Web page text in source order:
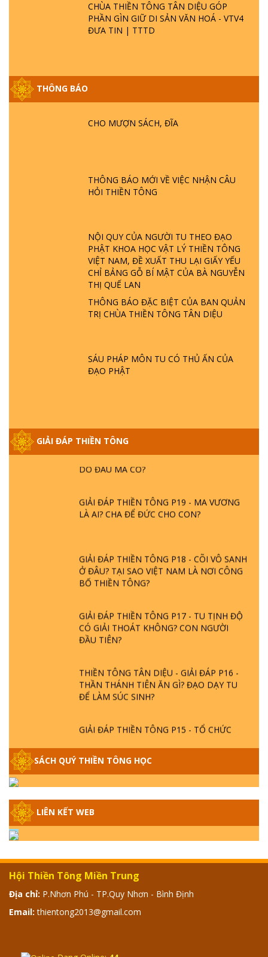
CHÙA THIỀN TÔNG TÂN DIỆU GÓP
PHẦN GÌN GIỮ DI SẢN VĂN HOÁ - VTV4
ĐƯA TIN | TTTD
THÔNG BÁO
CHO MƯỢN SÁCH, ĐĨA
THÔNG BÁO MỚI VỀ VIỆC NHẬN CÂU
HỎI THIỀN TÔNG
NỘI QUY CỦA NGƯỜI TU THEO ĐẠO
PHẬT KHOA HỌC VẬT LÝ THIỀN TÔNG
VIỆT NAM, ĐỀ XUẤT THU LẠI GIẤY YẾU
CHỈ BẢNG GỖ BÍ MẬT CỦA BÀ NGUYỄN
THỊ QUẾ LAN
THÔNG BÁO ĐẶC BIỆT CỦA BAN QUẢN
TRỊ CHÙA THIỀN TÔNG TÂN DIỆU
SÁU PHÁP MÔN TU CÓ THỦ ẤN CỦA
ĐẠO PHẬT
GIẢI ĐÁP THIỀN TÔNG
HỘI GÌ? TỬ VÌ ĐẠO
PHẬT GIỚI CÓ THỜI GIAN KHÔNG? |
TTTD
LÀ AI? QUỶ SA TĂNG? | TTTD
GIẢI ĐÁP THIỀN TÔNG ĐẶC BIỆT P22 - TẠI
SAO TRÁI ĐẤT NHIỀU THIÊN TAI - LŨ LỤT
- HỎA HOẠN | TTTD
GIẢI ĐÁP THIỀN TÔNG ĐẶC BIỆT PHẦN 20
GIẢI ĐÁP THIỀN TÔNG P19 - MA VƯƠNG
LÀ AI? CHA ĐỂ ĐỨC CHO CON?
GIẢI ĐÁP THIỀN TÔNG P18 - CÕI VÔ SANH
Ở ĐÂU? TẠI SAO VIỆT NAM LÀ NƠI CÔNG
BỐ THIỀN TÔNG?
GIẢI ĐÁP THIỀN TÔNG P17 - TU TỊNH ĐỘ
CÓ GIẢI THOÁT KHÔNG? CON NGƯỜI
ĐẦU TIÊN?
THIỀN TÔNG TÂN DIỆU - GIẢI ĐÁP P16 -
THẦN THÁNH TIÊN ĂN GÌ? ĐẠO DẠY TU
ĐỂ LÀM SÚC SINH?
GIẢI ĐÁP THIỀN TÔNG P15 - TỔ CHỨC
LOÀI CÔ HỒN - GIÁO LÝ ĐẠO PHẬT KHI
NÀO XUẤT BẢN
KHÔNG? XÁ LỢI PHẬT THẬT - GIẢ | TTTD
GIẢI ĐÁP THIỀN TÔNG ĐẶC BIỆT - P12 -
SỰ THẬT VỀ ĐẠI HỒNG THỦY? TRỜI ĐÁNH
THÁNH ĐÂM THẦN VẶN HỌNG?
GIẢI ĐÁP ĐẶC BIỆT 2024 - P11
SÁCH QUÝ THIỀN TÔNG HỌC
LIÊN KẾT WEB
Hội Thiền Tông Miền Trung
Địa chỉ: P.Nhơn Phú - TP.Quy Nhơn - Bình Định
Email: thientong2013@gmail.com